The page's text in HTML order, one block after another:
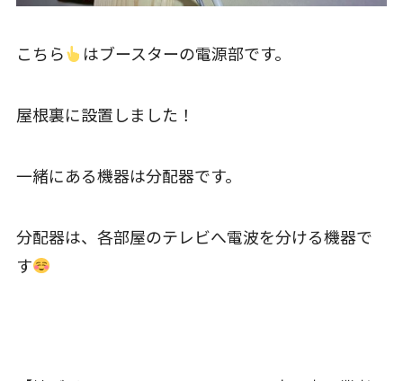
こちら はブースターの電源部です。
屋根裏に設置しました！
一緒にある機器は分配器です。
分配器は、各部屋のテレビへ電波を分ける機器で
す